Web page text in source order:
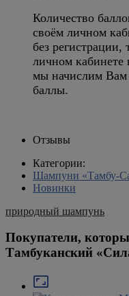
Количество
своём личном
без регистрации,
личном кабинете
мы начислим Вам
баллы.
Отзывы
Категории:
Шампуни «Тамбу-
Новинки
природный шампунь
Покупатели,
Тамбуканский
